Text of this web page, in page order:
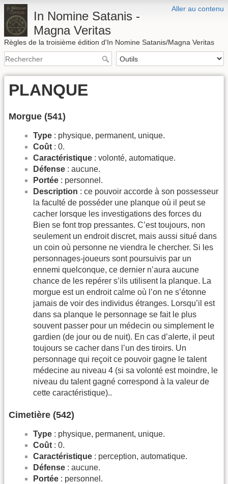
Aller au contenu
In Nomine Satanis -
Magna Veritas
Règles de la troisième édition d'In Nomine Satanis/Magna Veritas
PLANQUE
Morgue (541)
Type : physique, permanent, unique.
Coût : 0.
Caractéristique : volonté, automatique.
Défense : aucune.
Portée : personnel.
Description : ce pouvoir accorde à son possesseur
la faculté de posséder une planque où il peut se
cacher lorsque les investigations des forces du
Bien se font trop pressantes. C’est toujours, non
seulement un endroit discret, mais aussi situé dans
un coin où personne ne viendra le chercher. Si les
personnages-joueurs sont poursuivis par un
ennemi quelconque, ce dernier n’aura aucune
chance de les repérer s’ils utilisent la planque. La
morgue est un endroit calme où l’on ne s’étonne
jamais de voir des individus étranges. Lorsqu’il est
dans sa planque le personnage se fait le plus
souvent passer pour un médecin ou simplement le
gardien (de jour ou de nuit). En cas d’alerte, il peut
toujours se cacher dans l’un des tiroirs. Un
personnage qui reçoit ce pouvoir gagne le talent
médecine au niveau 4 (si sa volonté est moindre, le
niveau du talent gagné correspond à la valeur de
cette caractéristique)..
Cimetière (542)
Type : physique, permanent, unique.
Coût : 0.
Caractéristique : perception, automatique.
Défense : aucune.
Portée : personnel.